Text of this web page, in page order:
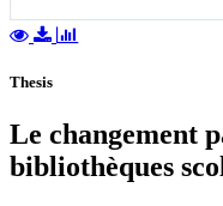
Thesis
Le changement
bibliothèques